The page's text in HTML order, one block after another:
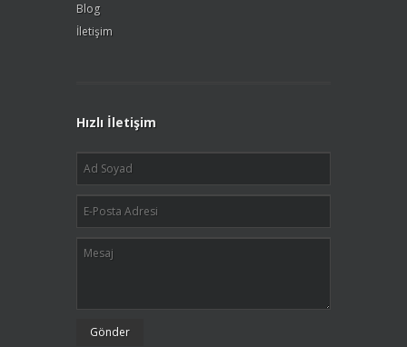
Blog
İletişim
Hızlı İletişim
Gönder